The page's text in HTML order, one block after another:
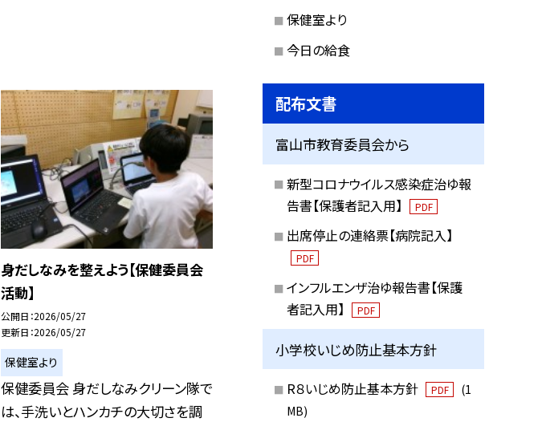
身だしなみを整えよう【保健委員会
活動】
公開日 2026/05/27
更新日 2026/05/27
保健室より
保健委員会 身だしなみクリーン隊で
は、手洗いとハンカチの大切さを調
保健室より
今日の給食
配布文書
富山市教育委員会から
新型コロナウイルス感染症治ゆ報
告書【保護者記入用】
PDF
出席停止の連絡票【病院記入】
PDF
インフルエンザ治ゆ報告書【保護
者記入用】
PDF
小学校いじめ防止基本方針
R８いじめ防止基本方針 PDF
(1
MB)